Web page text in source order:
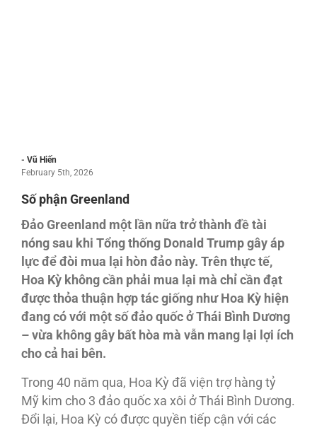
- Vũ Hiến
February 5th, 2026
Số phận Greenland
Đảo Greenland một lần nữa trở thành đề tài
nóng sau khi Tổng thống Donald Trump gây áp
lực để đòi mua lại hòn đảo này. Trên thực tế,
Hoa Kỳ không cần phải mua lại mà chỉ cần đạt
được thỏa thuận hợp tác giống như Hoa Kỳ hiện
đang có với một số đảo quốc ở Thái Bình Dương
– vừa không gây bất hòa mà vẫn mang lại lợi ích
cho cả hai bên.
Trong 40 năm qua, Hoa Kỳ đã viện trợ hàng tỷ
Mỹ kim cho 3 đảo quốc xa xôi ở Thái Bình Dương.
Đổi lại, Hoa Kỳ có được quyền tiếp cận với các